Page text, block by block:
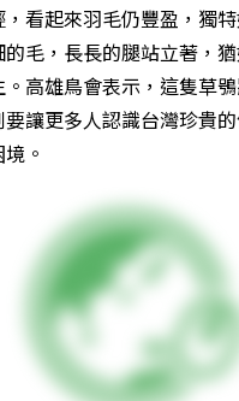
看起來羽毛仍豐盈，獨
毛，長長的腿站立著，
高雄鳥會表示，這隻草
讓更多人認識台灣珍貴
。